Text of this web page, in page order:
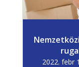
2022. febr